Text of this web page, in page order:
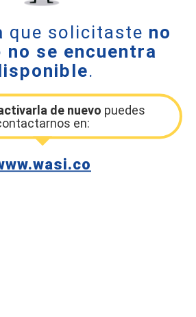
que solicitaste no
no se encuentra
.
de nuevo puedes
en: